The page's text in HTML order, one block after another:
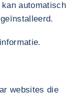
automatisch
websites die